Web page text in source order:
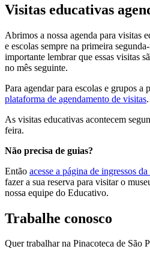
Visitas educativas
Abrimos a nossa agenda para visitas
e escolas sempre na primeira
importante lembrar que essas visitas
no mês seguinte.
Para agendar para escolas e grupos a
plataforma de agendamento de visitas.
As visitas educativas acontecem
feira.
Não precisa de guias?
Então acesse a página de ingressos da
fazer a sua reserva para visitar o
nossa equipe do Educativo.
Trabalhe conosco
Quer trabalhar na Pinacoteca de São